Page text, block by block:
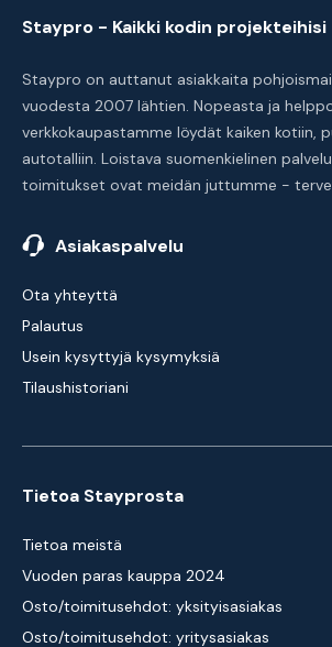
Staypro - Kaikki kodin projekteihisi
Staypro on auttanut asiakkaita
vuodesta 2007 lähtien. Nopeasta ja
verkkokaupastamme löydät kaiken kotiin,
autotalliin. Loistava suomenkielinen
toimitukset ovat meidän juttumme -
Asiakaspalvelu
Ota yhteyttä
Palautus
Usein kysyttyjä kysymyksiä
Tilaushistoriani
Tietoa Stayprosta
Tietoa meistä
Vuoden paras kauppa 2024
Osto/toimitusehdot: yksityisasiakas
Osto/toimitusehdot: yritysasiakas